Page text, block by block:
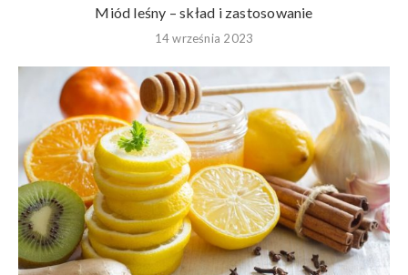
Miód leśny – skład i zastosowanie
14 września 2023